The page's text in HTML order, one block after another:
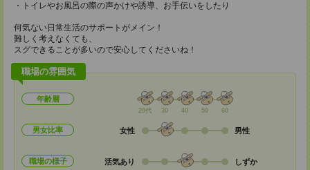
・トイレやお風呂の際の声かけや誘導、お手伝いをしたり
何気ない日常生活のサポートがメイン！
難しく考えなくても、
スグできることが多いので安心してくださいね！
職場の雰囲気
年齢層
20代 30 40 50 60
男女比率 女性 男性
職場の様子 活気あり しずか